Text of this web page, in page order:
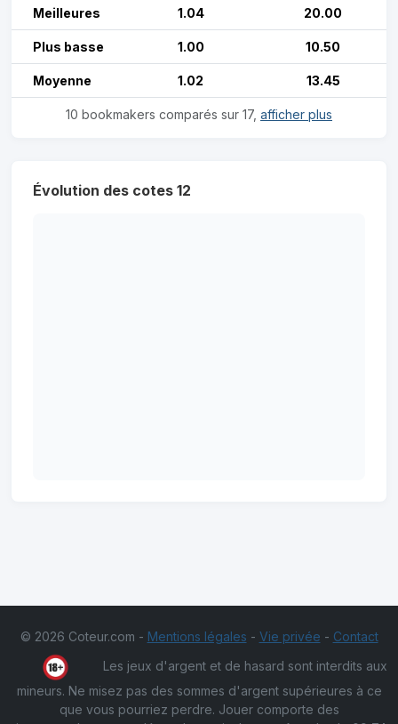
Meilleures 1.04 20.00
Plus basse 1.00 10.50
Moyenne 1.02 13.45
10 bookmakers comparés sur 17, afficher plus
Évolution des cotes 12
© 2026 Coteur.com - Mentions légales - Vie privée - Contact
Les jeux d'argent et de hasard sont interdits aux
mineurs. Ne misez pas des sommes d'argent supérieures à ce
que vous pourriez perdre. Jouer comporte des